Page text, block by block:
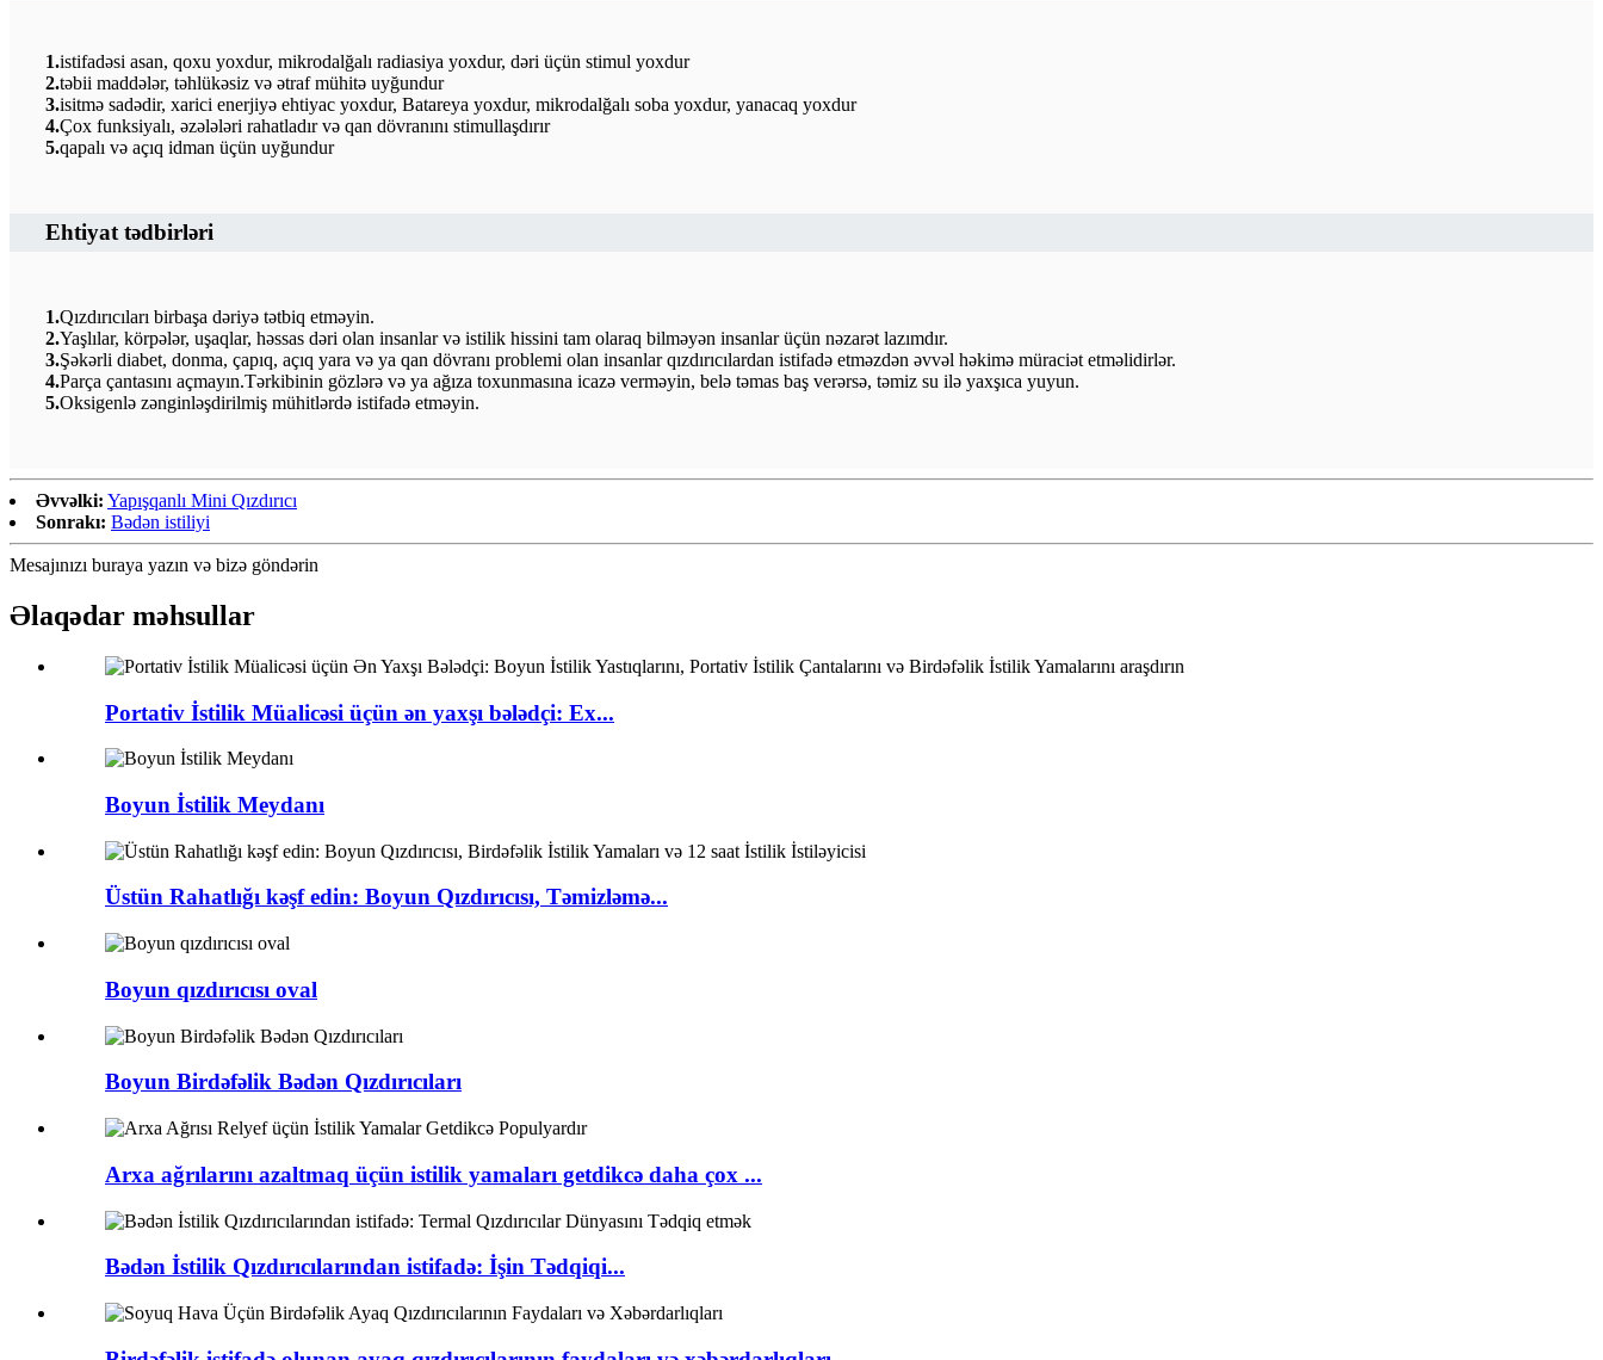
1.istifadəsi asan, qoxu yoxdur, mikrodalğalı radiasiya yoxdur, dəri üçün stimul yoxdur
2.təbii maddələr, təhlükəsiz və ətraf mühitə uyğundur
3.isitmə sadədir, xarici enerjiyə ehtiyac yoxdur, Batareya yoxdur, mikrodalğalı soba yoxdur, yanacaq yoxdur
4.Çox funksiyalı, əzələləri rahatladır və qan dövranını stimullaşdırır
5.qapalı və açıq idman üçün uyğundur
Ehtiyat tədbirləri
1.Qızdırıcıları birbaşa dəriyə tətbiq etməyin.
2.Yaşlılar, körpələr, uşaqlar, həssas dəri olan insanlar və istilik hissini tam olaraq bilməyən insanlar üçün nəzarət lazımdır.
3.Şəkərli diabet, donma, çapıq, açıq yara və ya qan dövranı problemi olan insanlar qızdırıcılardan istifadə etməzdən əvvəl həkimə müraciət etməlidirlər.
4.Parça çantasını açmayın.Tərkibinin gözlərə və ya ağıza toxunmasına icazə verməyin, belə təmas baş verərsə, təmiz su ilə yaxşıca yuyun.
5.Oksigenlə zənginləşdirilmiş mühitlərdə istifadə etməyin.
Əvvəlki: Yapışqanlı Mini Qızdırıcı
Sonrakı: Bədən istiliyi
Mesajınızı buraya yazın və bizə göndərin
Əlaqədar məhsullar
Portativ İstilik Müalicəsi üçün ən yaxşı bələdçi: Ex...
Boyun İstilik Meydanı
Üstün Rahatlığı kəşf edin: Boyun Qızdırıcısı, Təmizləmə...
Boyun qızdırıcısı oval
Boyun Birdəfəlik Bədən Qızdırıcıları
Arxa ağrılarını azaltmaq üçün istilik yamaları getdikcə daha çox ...
Bədən İstilik Qızdırıcılarından istifadə: İşin Tədqiqi...